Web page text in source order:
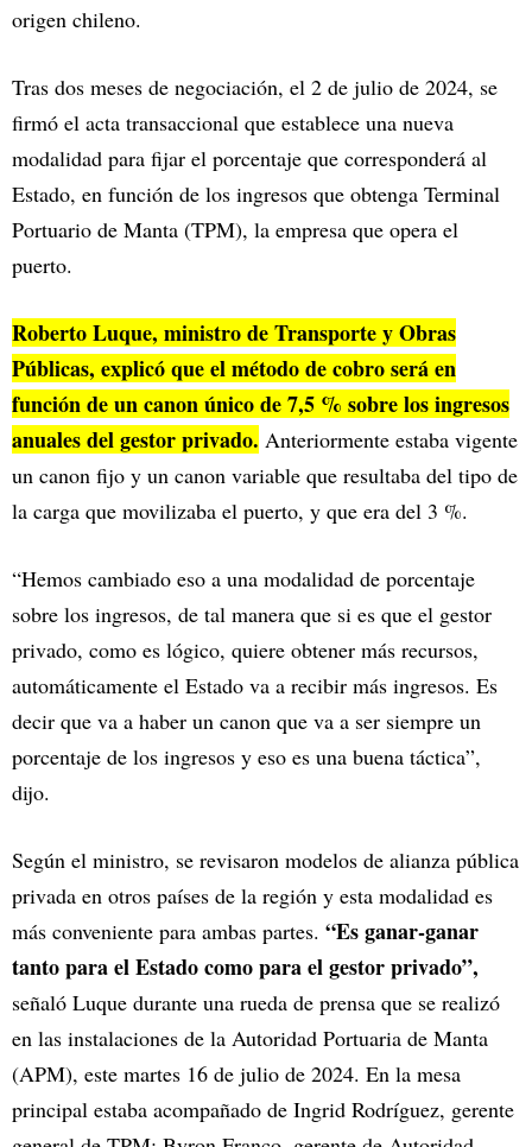
origen chileno.
Tras dos meses de negociación, el 2 de julio de 2024, se
firmó el acta transaccional que establece una nueva
modalidad para fijar el porcentaje que corresponderá al
Estado, en función de los ingresos que obtenga Terminal
Portuario de Manta (TPM), la empresa que opera el
puerto.
Roberto Luque, ministro de Transporte y Obras
Públicas, explicó que el método de cobro será en
función de un canon único de 7,5 % sobre los ingresos
anuales del gestor privado. Anteriormente estaba vigente
un canon fijo y un canon variable que resultaba del tipo de
la carga que movilizaba el puerto, y que era del 3 %.
“Hemos cambiado eso a una modalidad de porcentaje
sobre los ingresos, de tal manera que si es que el gestor
privado, como es lógico, quiere obtener más recursos,
automáticamente el Estado va a recibir más ingresos. Es
decir que va a haber un canon que va a ser siempre un
porcentaje de los ingresos y eso es una buena táctica”,
dijo.
Según el ministro, se revisaron modelos de alianza pública
privada en otros países de la región y esta modalidad es
más conveniente para ambas partes. “Es ganar-ganar
tanto para el Estado como para el gestor privado”,
señaló Luque durante una rueda de prensa que se realizó
en las instalaciones de la Autoridad Portuaria de Manta
(APM), este martes 16 de julio de 2024. En la mesa
principal estaba acompañado de Ingrid Rodríguez, gerente